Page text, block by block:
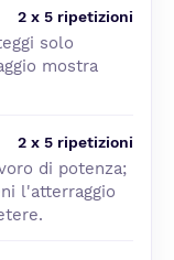
2 x 5 ripetizioni
solo
mostra
2 x 5 ripetizioni
di potenza;
l'atterraggio